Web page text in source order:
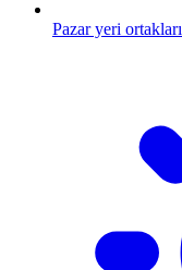
Pazar yeri ortakları